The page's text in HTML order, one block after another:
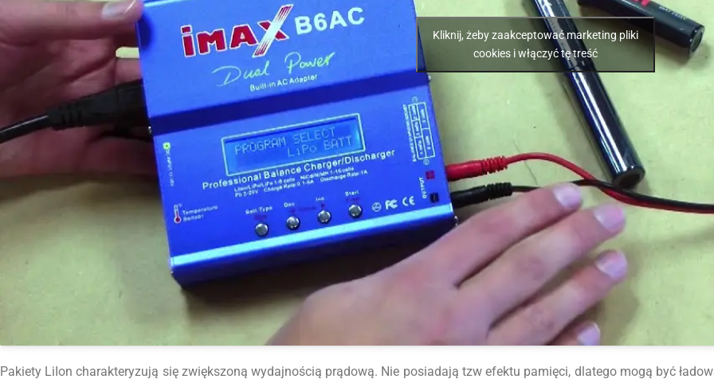
Kliknij, żeby zaakceptować marketing pliki
cookies i włączyć tę treść
Pakiety LiIon charakteryzują się zwiększoną wydajnością prądową. Nie posiadają tzw efektu pamięci, dlatego mogą być